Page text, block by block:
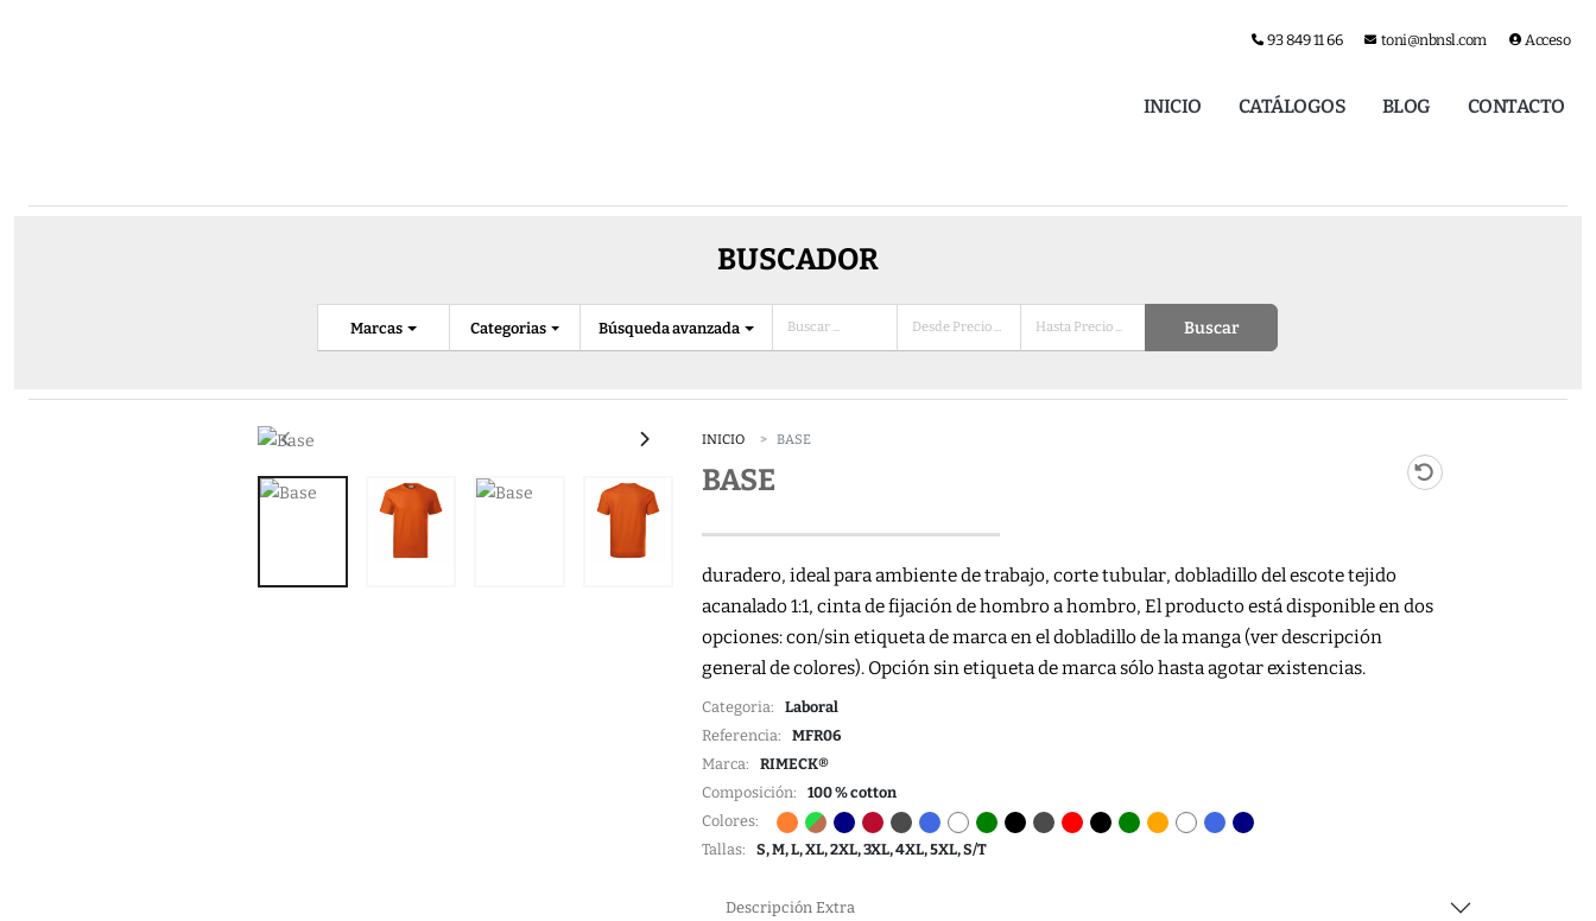
93 849 11 66 toni@nbnsl.com Acceso
INICIO CATÁLOGOS BLOG CONTACTO
BUSCADOR
Categorias
Marcas Búsqueda avanzada Buscar
INICIO BASE
BASE
duradero, ideal para ambiente de trabajo, corte tubular, dobladillo del escote tejido
acanalado 1:1, cinta de fijación de hombro a hombro, El producto está disponible en dos
opciones: con/sin etiqueta de marca en el dobladillo de la manga (ver descripción
general de colores). Opción sin etiqueta de marca sólo hasta agotar existencias.
Categoria: Laboral
Referencia: MFR06
Marca: RIMECK®
Composición: 100 % cotton
Colores:
Tallas: S, M, L, XL, 2XL, 3XL, 4XL, 5XL, S/T
Descripción Extra